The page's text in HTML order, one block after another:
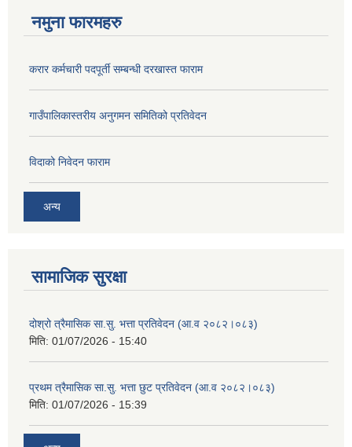
नमुना फारमहरु
करार कर्मचारी पदपूर्ती सम्बन्धी दरखास्त फाराम
गाउँपालिकास्तरीय अनुगमन समितिको प्रतिवेदन
विदाको निवेदन फाराम
अन्य
सामाजिक सुरक्षा
दोश्रो त्रैमासिक सा.सु. भत्ता प्रतिवेदन (आ.व २०८२।०८३)
मिति: 01/07/2026 - 15:40
प्रथम त्रैमासिक सा.सु. भत्ता छुट प्रतिवेदन (आ.व २०८२।०८३)
मिति: 01/07/2026 - 15:39